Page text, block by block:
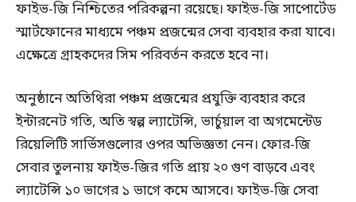
ফাইভ-জি নিশ্চিতের পরিকল্পনা রয়েছে। ফাইভ-জি সাপোর্টেড
স্মার্টফোনের মাধ্যমে পঞ্চম প্রজন্মের সেবা ব্যবহার করা যাবে।
এক্ষেত্রে গ্রাহকদের সিম পরিবর্তন করতে হবে না।
অনুষ্ঠানে অতিথিরা পঞ্চম প্রজন্মের প্রযুক্তি ব্যবহার করে
ইন্টারনেট গতি, অতি স্বল্প ল্যাটেন্সি, ভার্চুয়াল বা অগমেন্টেড
রিয়েলিটি সার্ভিসগুলোর ওপর অভিজ্ঞতা নেন। ফোর-জি
সেবার তুলনায় ফাইভ-জির গতি প্রায় ২০ গুণ বাড়বে এবং
ল্যাটেন্সি ১০ ভাগের ১ ভাগে কমে আসবে। ফাইভ-জি সেবা